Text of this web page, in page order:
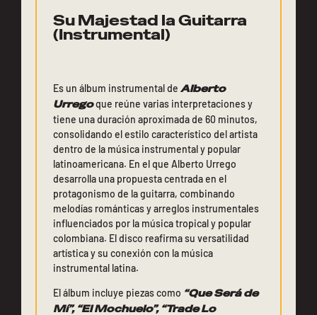
Su Majestad la Guitarra
(Instrumental)
Es un álbum instrumental de Alberto
Urregoque reúne varias interpretaciones y
tiene una duración aproximada de 60 minutos,
consolidando el estilo característico del artista
dentro de la música instrumental y popular
latinoamericana. En el que Alberto Urrego
desarrolla una propuesta centrada en el
protagonismo de la guitarra, combinando
melodías románticas y arreglos instrumentales
influenciados por la música tropical y popular
colombiana. El disco reafirma su versatilidad
artística y su conexión con la música
instrumental latina.
El álbum incluye piezas como “Que Será de
Mí”, “El Mochuelo”, “Trade Lo